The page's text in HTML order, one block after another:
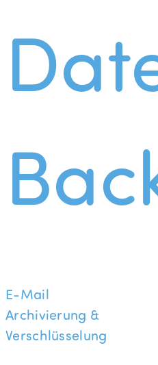
E-Mail
Archivierung &
Verschlüsselung